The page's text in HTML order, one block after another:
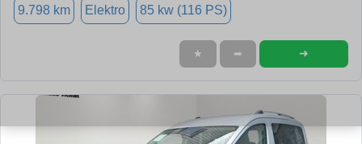
9.798 km Elektro 85 kw (116 PS)
★ ➦ ➜